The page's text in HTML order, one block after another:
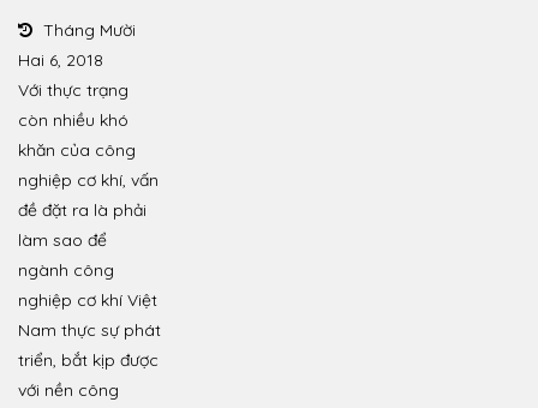
Tháng Mười
Hai 6, 2018
Với thực trạng
còn nhiều khó
khăn của công
nghiệp cơ khí, vấn
đề đặt ra là phải
làm sao để
ngành công
nghiệp cơ khí Việt
Nam thực sự phát
triển, bắt kịp được
với nền công